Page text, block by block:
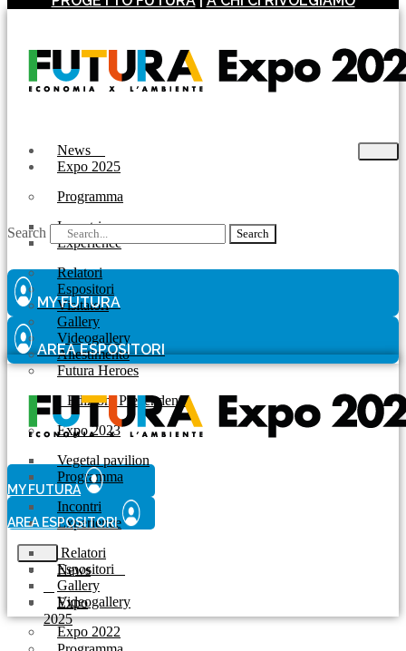
News
Expo 2025
Programma
Incontri
Experience
Relatori
Espositori
Visitatori
Gallery
Videogallery
Allestimento
Futura Heroes
| Edizioni Precendenti
Expo 2023
Vegetal pavilion
Programma
Incontri
Experience
Relatori
Espositori
Gallery
Videogallery
Expo 2022
Search Search
MY FUTURA
AREA ESPOSITORI
MY FUTURA
AREA ESPOSITORI
News
Expo
2025